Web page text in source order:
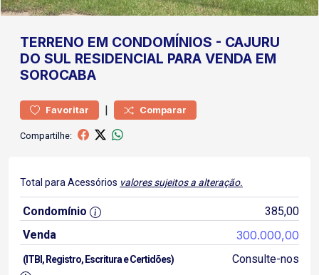
TERRENO EM CONDOMÍNIOS - CAJURU
DO SUL RESIDENCIAL PARA VENDA EM
SOROCABA
Favoritar | Comparar
Compartilhe:
Total para Acessórios valores sujeitos a alteração.
Condomínio
385,00
Venda
300.000,00
(ITBI, Registro, Escritura e Certidões) Consulte-nos